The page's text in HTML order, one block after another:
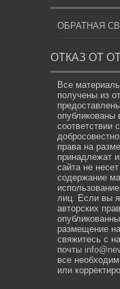
ОБРАТНАЯ
ОТКАЗ ОТ
Все
получены из
опубликованы
соответствии
права на
принадлежат
сайта не
содержание
лиц. Если вы
авторских
размещение
свяжитесь с
почты
все
или